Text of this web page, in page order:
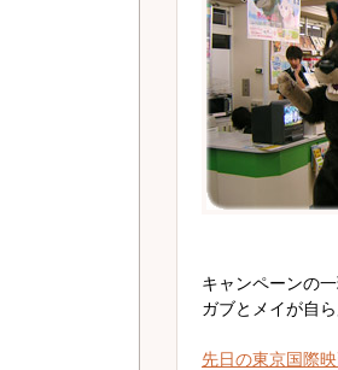
キャンペーンの一
ガブとメイが自
先日の東京国際